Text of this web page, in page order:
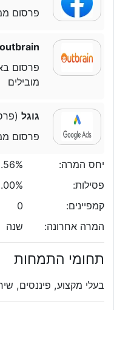
פרסום
outbrain
פרסום
מובילים
גוגל
פרסום
יחס המרה:
פסילות:
קמפיינים:
0
המרה אחרונה:
שנה
תחומי התמחות
בעלי מקצוע, פיננסים,